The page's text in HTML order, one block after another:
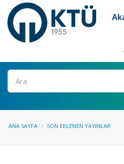
Ara
ANA SAYFA SON EKLENEN YAYINLAR